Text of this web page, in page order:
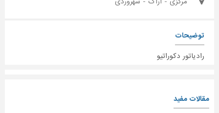
توضیحات
رادیاتور دکوراتیو
مقالات مفید